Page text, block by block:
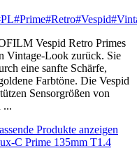
#Prime#Retro#Vespid
Vespid Retro Primes
Vintage-Look zurück. Sie
eine sanfte Schärfe,
Farbtöne. Die Vespid
Sensorgrößen von
...
Produkte anzeigen
C Prime 135mm T1.4